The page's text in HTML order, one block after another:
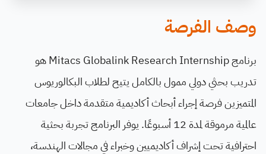
وصف الفرصة
برنامج Mitacs Globalink Research Internship هو
تدريب بحثي دولي ممول بالكامل يتيح لطلاب البكالوريوس
المتميزين فرصة إجراء أبحاث أكاديمية متقدمة داخل جامعات
عالمية مرموقة لمدة 12 أسبوعًا. يوفر البرنامج تجربة بحثية
احترافية تحت إشراف أكاديميين وخبراء في مجالات الهندسة،